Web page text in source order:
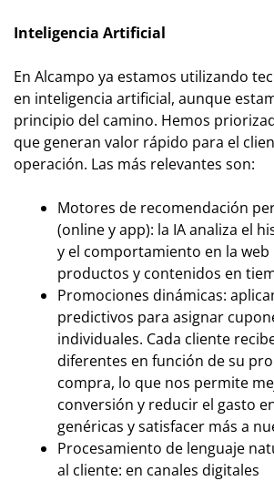
Inteligencia Artificial
En Alcampo ya estamos utilizando
en inteligencia artificial, aunque
principio del camino. Hemos
que generan valor rápido para el
operación. Las más relevantes son:
Motores de recomendación
(online y app): la IA analiza el
y el comportamiento en la
productos y contenidos en
Promociones dinámicas:
predictivos para asignar
individuales. Cada cliente
diferentes en función de su
compra, lo que nos permite
conversión y reducir el gasto
genéricas y satisfacer más a
Procesamiento de lenguaje
al cliente: en canales digitales